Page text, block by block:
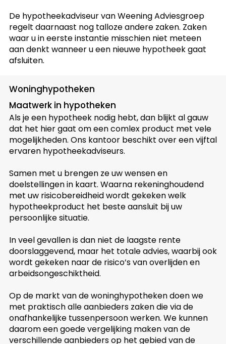
De hypotheekadviseur van Weening Adviesgroep
regelt daarnaast nog talloze andere zaken. Zaken
waar u in eerste instantie misschien niet meteen
aan denkt wanneer u een nieuwe hypotheek gaat
afsluiten.
Woninghypotheken
Maatwerk in hypotheken
Als je een hypotheek nodig hebt, dan blijkt al gauw
dat het hier gaat om een comlex product met vele
mogelijkheden. Ons kantoor beschikt over een vijftal
ervaren hypotheekadviseurs.
Samen met u brengen ze uw wensen en
doelstellingen in kaart. Waarna rekeninghoudend
met uw risicobereidheid wordt gekeken welk
hypotheekproduct het beste aansluit bij uw
persoonlijke situatie.
In veel gevallen is dan niet de laagste rente
doorslaggevend, maar het totale advies, waarbij ook
wordt gekeken naar de risico’s van overlijden en
arbeidsongeschiktheid.
Op de markt van de woninghypotheken doen we
met praktisch alle aanbieders zaken die via de
onafhankelijke tussenpersoon werken. We kunnen
daarom een goede vergelijking maken van de
verschillende aanbieders op het gebied van de